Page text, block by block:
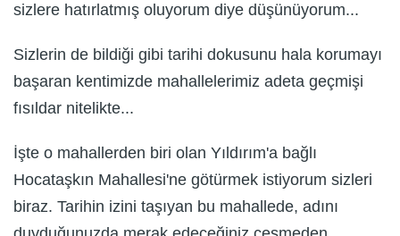
sizlere hatırlatmış oluyorum diye düşünüyorum...
Sizlerin de bildiği gibi tarihi dokusunu hala korumayı
başaran kentimizde mahallelerimiz adeta geçmişi
fısıldar nitelikte...
İşte o mahallerden biri olan Yıldırım'a bağlı
Hocataşkın Mahallesi'ne götürmek istiyorum sizleri
biraz. Tarihin izini taşıyan bu mahallede, adını